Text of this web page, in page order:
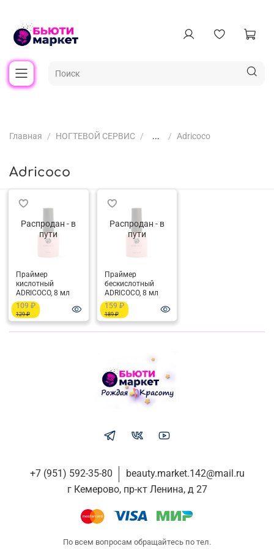
Главная НОГТЕВОЙ СЕРВИС ... Adricoco
Adricoco
Распродан - в
пути
Праймер
кислотный
ADRICOCO, 8 мл
109 ₽
129 ₽
Распродан - в
пути
Праймер
бескислотный
ADRICOCO, 8 мл
159 ₽
189 ₽
+7 (951) 592-35-80
beauty.market.142@mail.ru
г Кемерово, пр-кт Ленина, д 27
По всем вопросам обращайтесь по тел.